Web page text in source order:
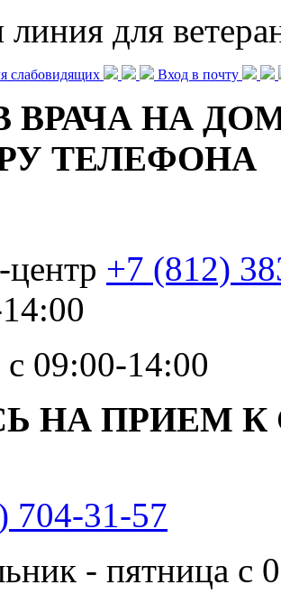
линия для
слабовидящих Вход в почту
ВРАЧА НА
ТЕЛЕФОНА
центр +7 (812)
с 09:00-14:00
НА ПРИЕМ
704-31-57
- пятница с